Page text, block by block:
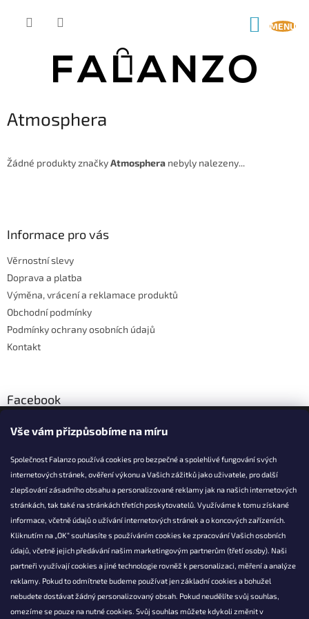
Vše vám přizpůsobíme na míru
Společnost Falanzo používá cookies pro bezpečné a spolehlivé fungování svých
internetových stránek, ověření výkonu a Vašich zážitků jako uživatele, pro další
zlepšování zásadního obsahu a personalizované reklamy jak na našich internetových
stránkách, tak také na stránkách třetích poskytovatelů. Využíváme k tomu získané
informace, včetně údajů o užívání internetových stránek a o koncových zařízeních.
Kliknutím na „OK“ souhlasíte s používáním cookies ke zpracování Vašich osobních
údajů, včetně jejich předávání našim marketingovým partnerům (třetí osoby). Naši
partneři využívají cookies a jiné technologie rovněž k personalizaci, měření a analýze
reklamy. Pokud to odmítnete budeme používat jen základní cookies a bohužel
nebudete dostávat žádný personalizovaný obsah. Pokud neudělíte svůj souhlas,
omezíme se pouze na nutné cookies. Svůj souhlas můžete kdykoli změnit v
Atmosphera
Žádné produkty značkyAtmosphera nebyly nalezeny...
Informace pro vás
Věrnostní slevy
Doprava a platba
Výměna, vrácení a reklamace produktů
Obchodní podmínky
Podmínky ochrany osobních údajů
Kontakt
Facebook
KONTAKT
info@falanzo.cz
Falanzo.cz
FalanzoCZ